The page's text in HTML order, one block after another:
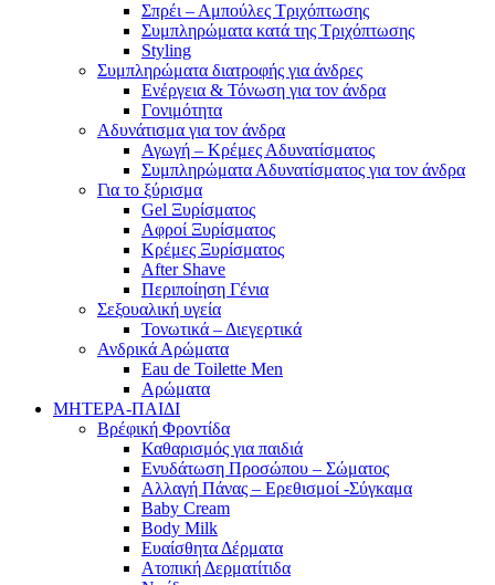
Σπρέι – Αμπούλες Τριχόπτωσης
Συμπληρώματα κατά της Τριχόπτωσης
Styling
Συμπληρώματα διατροφής για άνδρες
Ενέργεια & Τόνωση για τον άνδρα
Γονιμότητα
Αδυνάτισμα για τον άνδρα
Αγωγή – Κρέμες Αδυνατίσματος
Συμπληρώματα Αδυνατίσματος για τον άνδρα
Για το ξύρισμα
Gel Ξυρίσματος
Αφροί Ξυρίσματος
Κρέμες Ξυρίσματος
After Shave
Περιποίηση Γένια
Σεξουαλική υγεία
Τονωτικά – Διεγερτικά
Ανδρικά Αρώματα
Eau de Toilette Men
Αρώματα
ΜΗΤΕΡΑ-ΠΑΙΔΙ
Βρέφική Φροντίδα
Καθαρισμός για παιδιά
Ενυδάτωση Προσώπου – Σώματος
Αλλαγή Πάνας – Ερεθισμοί -Σύγκαμα
Baby Cream
Body Milk
Ευαίσθητα Δέρματα
Ατοπική Δερματίτιδα